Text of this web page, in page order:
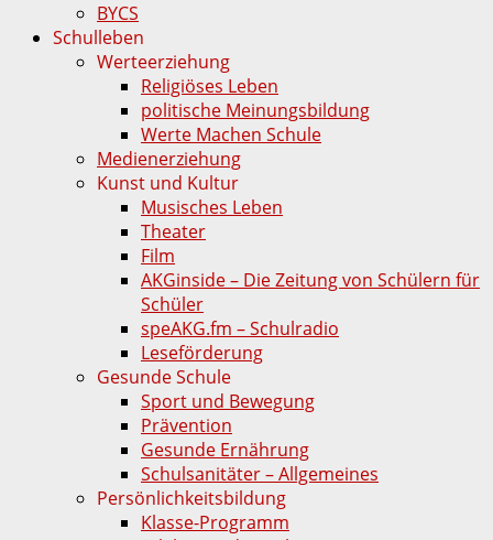
BYCS
Schulleben
Werteerziehung
Religiöses Leben
politische Meinungsbildung
Werte Machen Schule
Medienerziehung
Kunst und Kultur
Musisches Leben
Theater
Film
AKGinside – Die Zeitung von Schülern für
Schüler
speAKG.fm – Schulradio
Leseförderung
Gesunde Schule
Sport und Bewegung
Prävention
Gesunde Ernährung
Schulsanitäter – Allgemeines
Persönlichkeitsbildung
Klasse-Programm